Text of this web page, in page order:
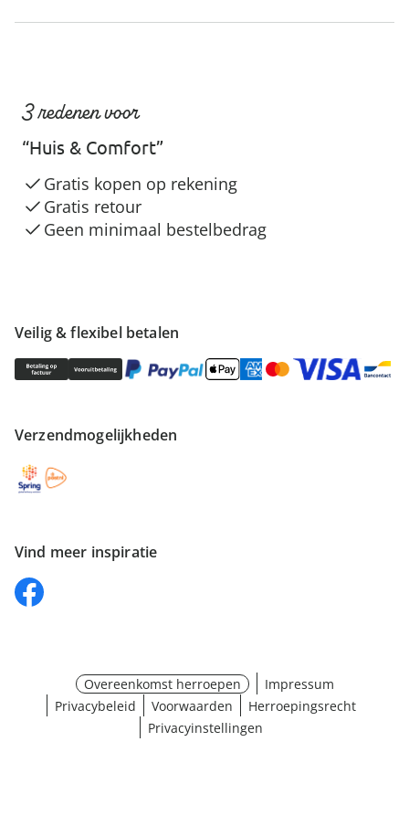
Veilig & flexibel betalen
Verzendmogelijkheden
Vind meer inspiratie
3 redenen voor
“Huis & Comfort”
Gratis kopen op rekening
Gratis retour
Geen minimaal bestelbedrag
Overeenkomst herroepen
Impressum
Privacybeleid
Voorwaarden
Herroepingsrecht
Privacyinstellingen